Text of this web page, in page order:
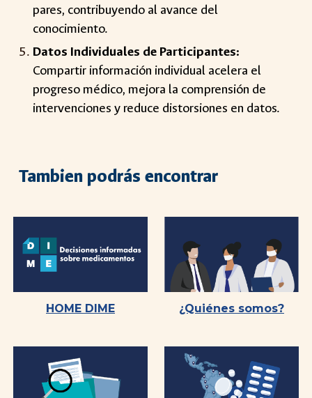
pares, contribuyendo al avance del
conocimiento.
Datos Individuales de Participantes:
Compartir información individual acelera el
progreso médico, mejora la comprensión de
intervenciones y reduce distorsiones en datos.
Tambien podrás encontrar
HOME DIME ¿Quiénes somos?